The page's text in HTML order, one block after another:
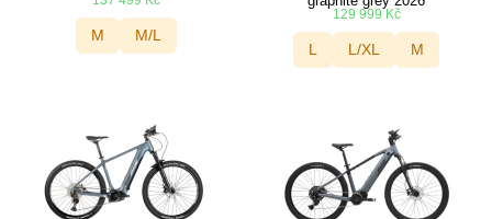
M M/L
129 999 Kč
L L/XL M